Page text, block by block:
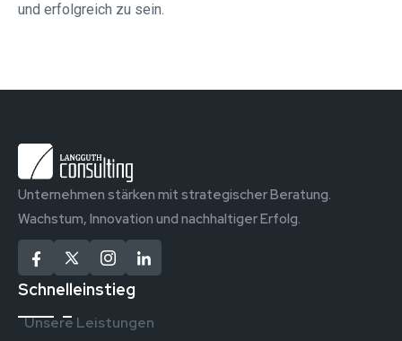
und erfolgreich zu sein.
Unternehmen stärken mit strategischer Beratung.
Wachstum, Innovation und nachhaltiger Erfolg.
Schnelleinstieg
Unsere Leistungen